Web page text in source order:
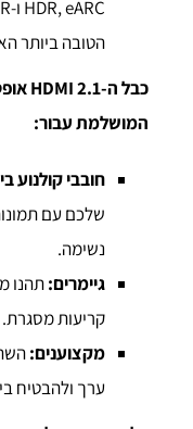
הטובה ביותר
כבל ה-HDMI 2.1
המושלמת עבור:
חובבי קולנוע
שלכם עם
נשימה.
גיימרים:תהנו
קריעות מסגרת.
מקצוענים:
ערך ולהבטיח